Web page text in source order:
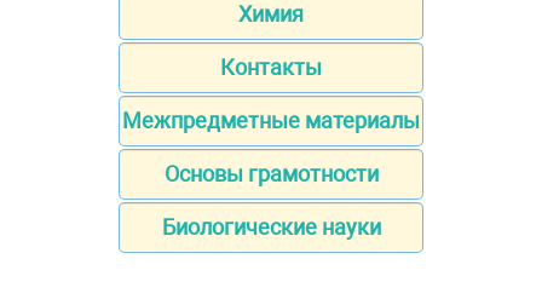
Химия
Контакты
Межпредметные материалы
Основы грамотности
Биологические науки